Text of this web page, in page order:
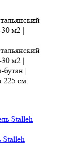
м2 |
м2 |
|
225 см.
Stalleh